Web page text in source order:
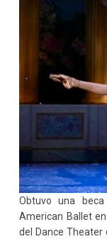
Obtuvo una
American Ballet
del Dance